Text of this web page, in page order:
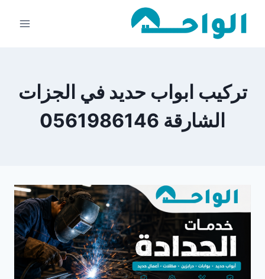
تركيب ابواب حديد في الجزات
الشارقة 0561986146